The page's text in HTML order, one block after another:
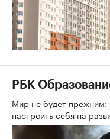
РБК
Мир не будет прежним:
настроить себя на